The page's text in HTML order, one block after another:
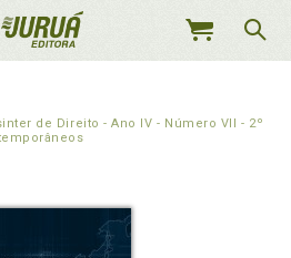
MEU
de Direito - Ano IV - Número VII - 2º